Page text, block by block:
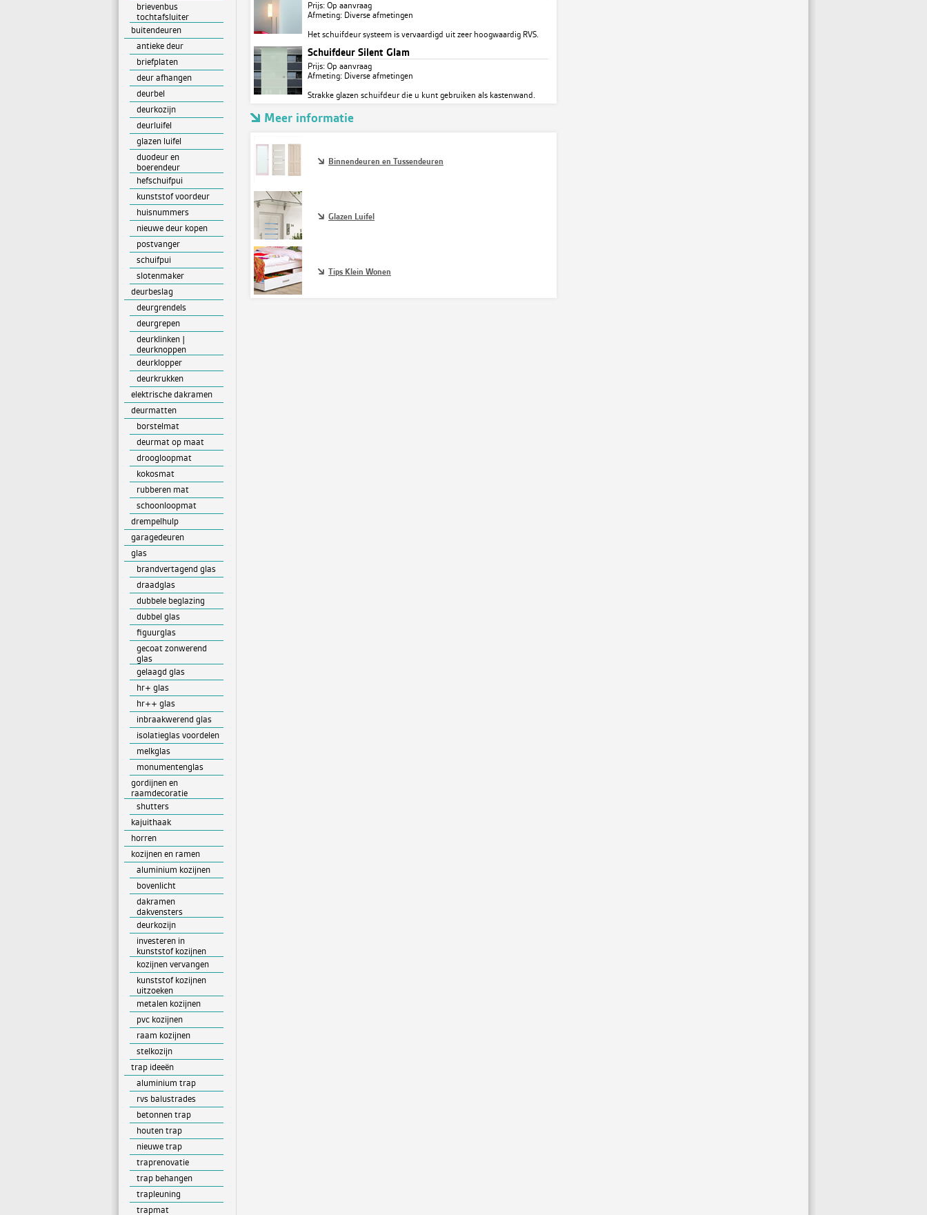
Prijs: Op aanvraag
Afmeting: Diverse afmetingen
Het schuifdeur systeem is vervaardigd uit zeer hoogwaardig RVS.
Schuifdeur Silent Glam
Prijs: Op aanvraag
Afmeting: Diverse afmetingen
Strakke glazen schuifdeur die u kunt gebruiken als kastenwand.
Meer informatie
Binnendeuren en Tussendeuren
Glazen Luifel
Tips Klein Wonen
brievenbus
tochtafsluiter
buitendeuren
antieke deur
briefplaten
deur afhangen
deurbel
deurkozijn
deurluifel
glazen luifel
duodeur en
boerendeur
hefschuifpui
kunststof voordeur
huisnummers
nieuwe deur kopen
postvanger
schuifpui
slotenmaker
deurbeslag
deurgrendels
deurgrepen
deurklinken |
deurknoppen
deurklopper
deurkrukken
elektrische dakramen
deurmatten
borstelmat
deurmat op maat
droogloopmat
kokosmat
rubberen mat
schoonloopmat
drempelhulp
garagedeuren
glas
brandvertagend glas
draadglas
dubbele beglazing
dubbel glas
figuurglas
gecoat zonwerend
glas
gelaagd glas
hr+ glas
hr++ glas
inbraakwerend glas
isolatieglas voordelen
melkglas
monumentenglas
gordijnen en
raamdecoratie
shutters
kajuithaak
horren
kozijnen en ramen
aluminium kozijnen
bovenlicht
dakramen
dakvensters
deurkozijn
investeren in
kunststof kozijnen
kozijnen vervangen
kunststof kozijnen
uitzoeken
metalen kozijnen
pvc kozijnen
raam kozijnen
stelkozijn
trap ideeën
aluminium trap
rvs balustrades
betonnen trap
houten trap
nieuwe trap
traprenovatie
trap behangen
trapleuning
trapmat